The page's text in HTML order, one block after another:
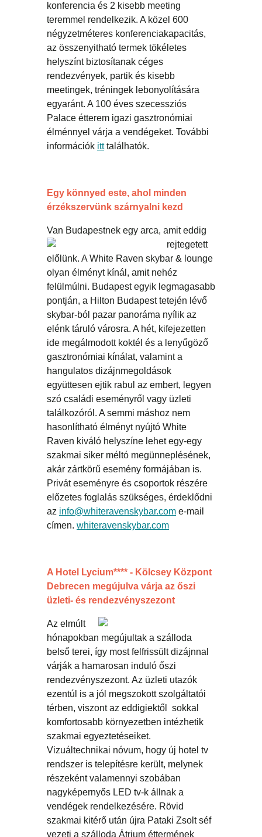
konferencia és 2 kisebb meeting
teremmel rendelkezik. A közel 600
négyzetméteres konferenciakapacitás,
az összenyitható termek tökéletes
helyszínt biztosítanak céges
rendezvények, partik és kisebb
meetingek, tréningek lebonyolítására
egyaránt. A 100 éves szecessziós
Palace étterem igazi gasztronómiai
élménnyel várja a vendégeket. További
információk itttalálhatók.
Egy könnyed este, ahol minden
érzékszervünk szárnyalni kezd
Van Budapestnek egy arca, amit eddig
rejtegetett
előlünk. A White Raven skybar & lounge
olyan élményt kínál, amit nehéz
felülmúlni. Budapest egyik legmagasabb
pontján, a Hilton Budapest tetején lévő
skybar-ból pazar panoráma nyílik az
elénk táruló városra. A hét, kifejezetten
ide megálmodott koktél és a lenyűgöző
gasztronómiai kínálat, valamint a
hangulatos dizájnmegoldások
együttesen ejtik rabul az embert, legyen
szó családi eseményről vagy üzleti
találkozóról. A semmi máshoz nem
hasonlítható élményt nyújtó White
Raven kiváló helyszíne lehet egy-egy
szakmai siker méltó megünneplésének,
akár zártkörű esemény formájában is.
Privát eseményre és csoportok részére
előzetes foglalás szükséges, érdeklődni
az info@whiteravenskybar.com e-mail
címen. whiteravenskybar.com
A Hotel Lycium**** - Kölcsey Központ
Debrecen megújulva várja az őszi
üzleti- és rendezvényszezont
Az elmúlt
hónapokban megújultak a szálloda
belső terei, így most felfrissült dizájnnal
várják a hamarosan induló őszi
rendezvényszezont. Az üzleti utazók
ezentúl is a jól megszokott szolgáltatói
térben, viszont az eddigiektől sokkal
komfortosabb környezetben intézhetik
szakmai egyeztetéseiket.
Vizuáltechnikai nóvum, hogy új hotel tv
rendszer is telepítésre került, melynek
részeként valamennyi szobában
nagyképernyős LED tv-k állnak a
vendégek rendelkezésére. Rövid
szakmai kitérő után újra Pataki Zsolt séf
vezeti a szálloda Átrium éttermének